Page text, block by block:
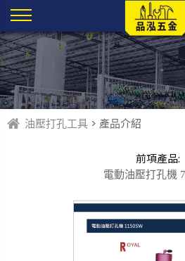
油壓打孔工具 > 產品介紹
前項產品:
電動油壓打孔機